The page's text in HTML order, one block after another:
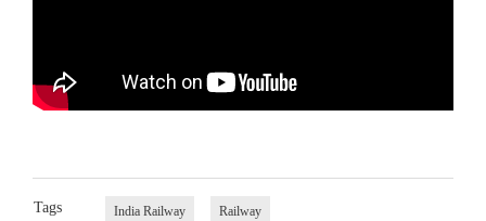
Tags India Railway Railway